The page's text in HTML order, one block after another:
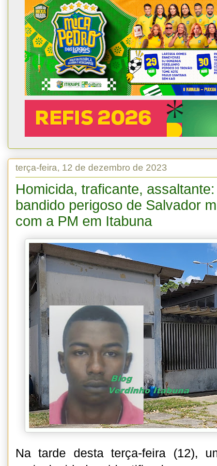
terça-feira, 12 de dezembro de 2023
Homicida, traficante,
bandido perigoso de Salvador
com a PM em Itabuna
Na tarde desta terça-feira (12),